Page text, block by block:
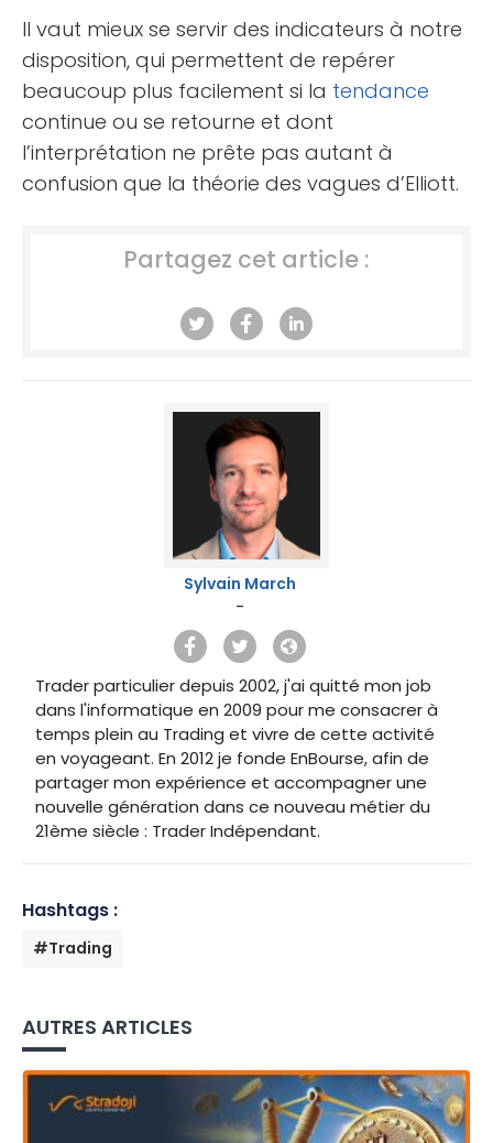
Il vaut mieux se servir des indicateurs à notre
disposition, qui permettent de repérer
beaucoup plus facilement si la tendance
continue ou se retourne et dont
l’interprétation ne prête pas autant à
confusion que la théorie des vagues d’Elliott.
Partagez cet article :
Sylvain March
-
Trader particulier depuis 2002, j'ai quitté mon job
dans l'informatique en 2009 pour me consacrer à
temps plein au Trading et vivre de cette activité
en voyageant. En 2012 je fonde EnBourse, afin de
partager mon expérience et accompagner une
nouvelle génération dans ce nouveau métier du
21ème siècle : Trader Indépendant.
Hashtags :
#Trading
AUTRES ARTICLES